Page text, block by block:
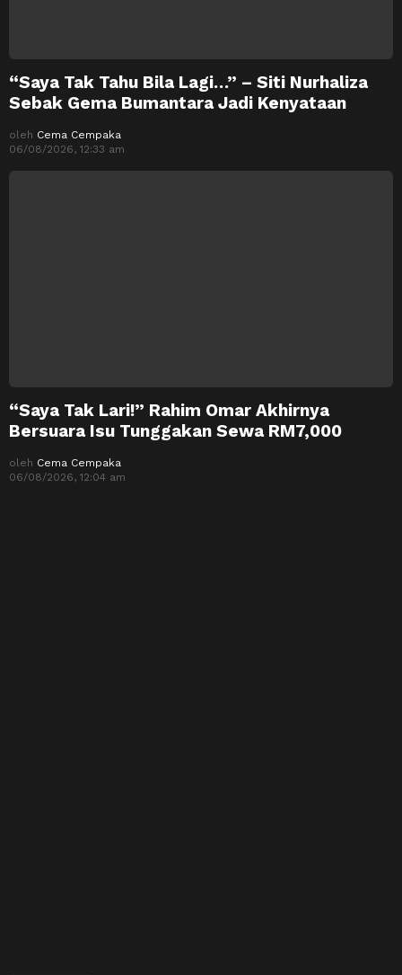
“Saya Tak Tahu Bila Lagi…” – Siti Nurhaliza
Sebak Gema Bumantara Jadi Kenyataan
oleh Cema Cempaka
06/08/2026, 12:33 am
“Saya Tak Lari!” Rahim Omar Akhirnya
Bersuara Isu Tunggakan Sewa RM7,000
oleh Cema Cempaka
06/08/2026, 12:04 am